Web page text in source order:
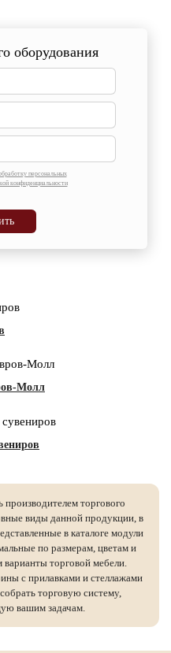
оборудования
персональных
конфиденциальности
Молл
торгового
виды данной продукции, в
в каталоге модули
по размерам, цветам и
торговой мебели.
с прилавками и стеллажами
торговую систему,
вашим задачам.